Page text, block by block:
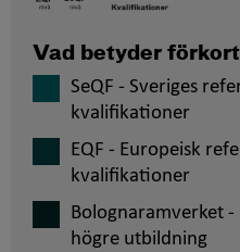
Vad betyder
SeQF - Sveriges
kvalifikationer
EQF - Europeisk
kvalifikationer
Bolognaramverket
högre utbildning